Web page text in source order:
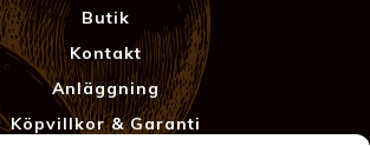
Butik
Kontakt
Anläggning
Köpvillkor & Garanti